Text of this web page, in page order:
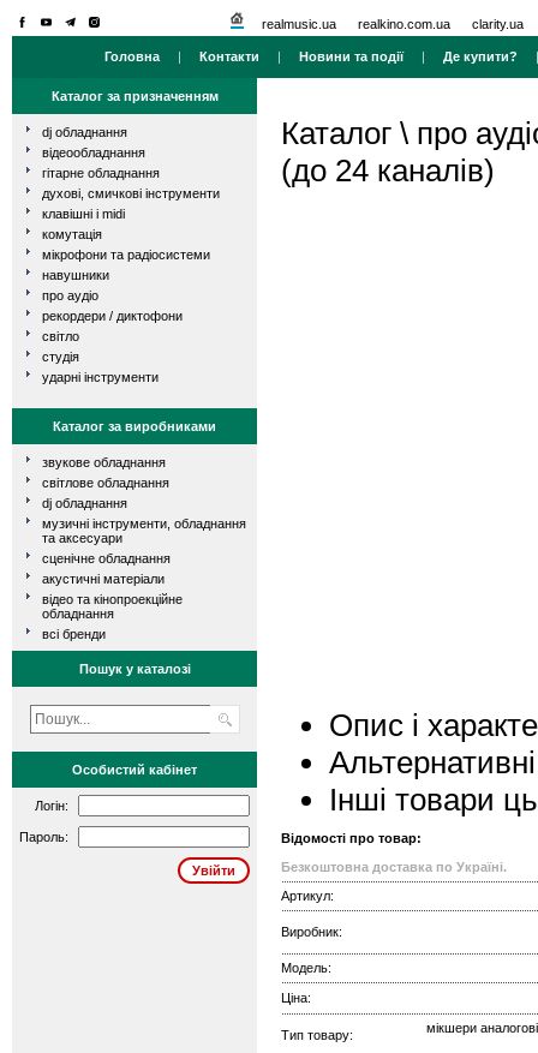
realmusic.ua realkino.com.ua clarity.ua
Головна | Контакти | Новини та події| Де купити?
Каталог за призначенням
dj обладнання
відеообладнання
гітарне обладнання
духові, смичкові інструменти
клавішні і midi
комутація
мікрофони та радіосистеми
навушники
про аудіо
рекордери / диктофони
світло
студія
ударні інструменти
Каталог за виробниками
звукове обладнання
світлове обладнання
dj обладнання
музичні інструменти, обладнання
та аксесуари
сценічне обладнання
акустичні матеріали
відео та кінопроекційне
обладнання
всі бренди
Пошук у каталозі
Особистий кабінет
Логін:
Пароль:
Каталог \ про
(до 24 каналів)
Опис і
Інші товари
Відомості про товар:
Безкоштовна доставка по Україні.
Артикул:
Виробник:
Модель:
Ціна:
Тип товару: мікшери